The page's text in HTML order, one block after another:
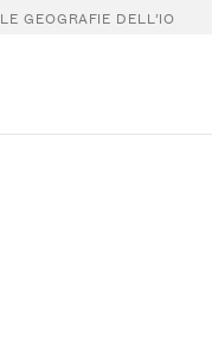
LE GEOGRAFIE DELL’IO